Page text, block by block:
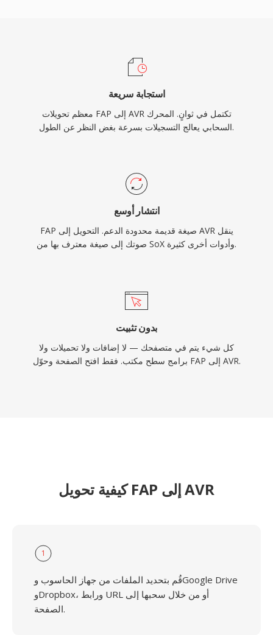
استجابة سريعة
معظم تحويلات FAP إلى AVR تكتمل في ثوانٍ. المحرك
السحابي يعالج التسجيلات بسرعة بغض النظر عن الطول.
انتشار أوسع
FAP صيغة قديمة محدودة الدعم. التحويل إلى AVR ينقل
صوتك إلى صيغة معترف بها من SoX وأدوات أخرى كثيرة.
بدون تثبيت
كل شيء يتم في متصفحك — لا إضافات ولا تحميلات ولا
برامج سطح مكتب. فقط افتح الصفحة وحوّل FAP إلى AVR.
كيفية تحويل FAP إلى AVR
1
قُم بتحديد الملفات من جهاز الحاسوب وGoogle Drive
وDropbox، ورابط URL أو من خلال سحبها إلى
الصفحة.